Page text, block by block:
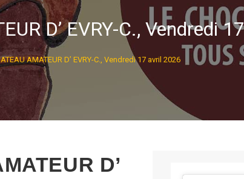
D’ EVRY-C., Vendredi
AMATEUR D’ EVRY-C., Vendredi 17 avril 2026
D’